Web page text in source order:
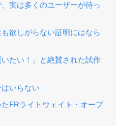
実は多くのユーザーが待っ
欲しがらない証明にはなら
いたい！」と絶賛された試作
はいらない
FRライトウェイト・オープ